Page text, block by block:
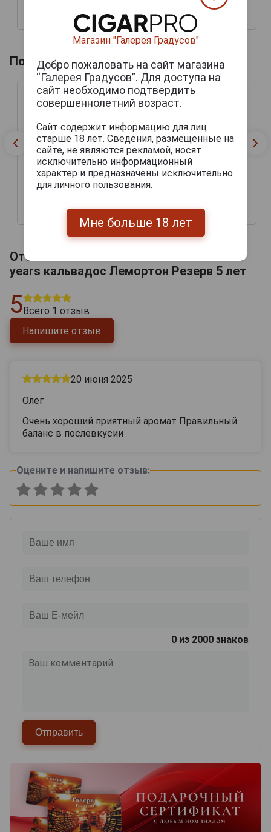
7 070 руб. 4 652 руб.
Похожие товары по году производства
42 444 руб. 51 069 руб.
Отзывы на Calvados Lemorton Reserve 5
years кальвадос Лемортон Резерв 5 лет
5 Всего 1 отзыв
Напишите отзыв
20 июня 2025
Олег
Очень хороший приятный аромат Правильный
баланс в послевкусии
Оцените и напишите отзыв:
0 из 2000 знаков
Магазин "Галерея Градусов"
Добро пожаловать на сайт магазина
“Галерея Градусов”. Для доступа на
сайт необходимо подтвердить
совершеннолетний возраст.
Сайт содержит информацию для лиц
старше 18 лет. Сведения, размещенные на
сайте, не являются рекламой, носят
исключительно информационный
характер и предназначены исключительно
для личного пользования.
Мне больше 18 лет